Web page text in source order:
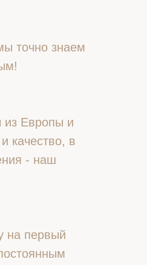
точно знаем
из Европы и
качество, в
- наш
на первый